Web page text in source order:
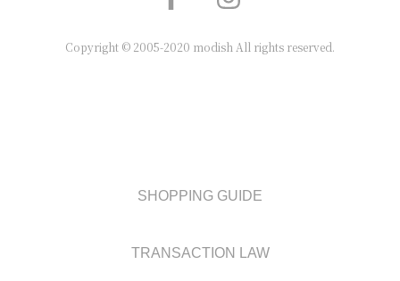
Copyright © 2005-2020 modish All rights reserved.
SHOPPING GUIDE
TRANSACTION LAW